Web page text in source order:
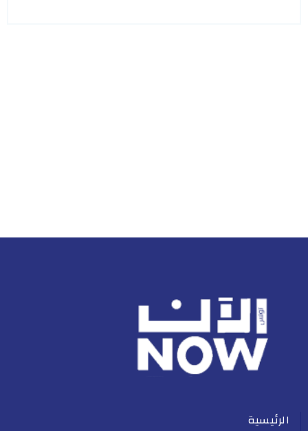
الرئيسية